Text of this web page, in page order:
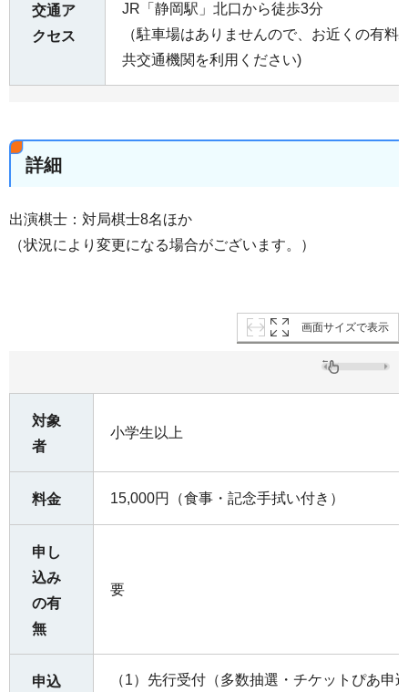
交通ア
クセス
JR「静岡駅」北口から徒歩3分
（駐車場はありませんので、お近くの有
共交通機関を利用ください)
詳細
出演棋士：対局棋士8名ほか
（状況により変更になる場合がございます。）
画面サイズで表示
対象
者
小学生以上
料金 15,000円（食事・記念手拭い付き）
申し
込み
の有
無
要
申込 （1）先行受付（多数抽選・チケットぴあ申